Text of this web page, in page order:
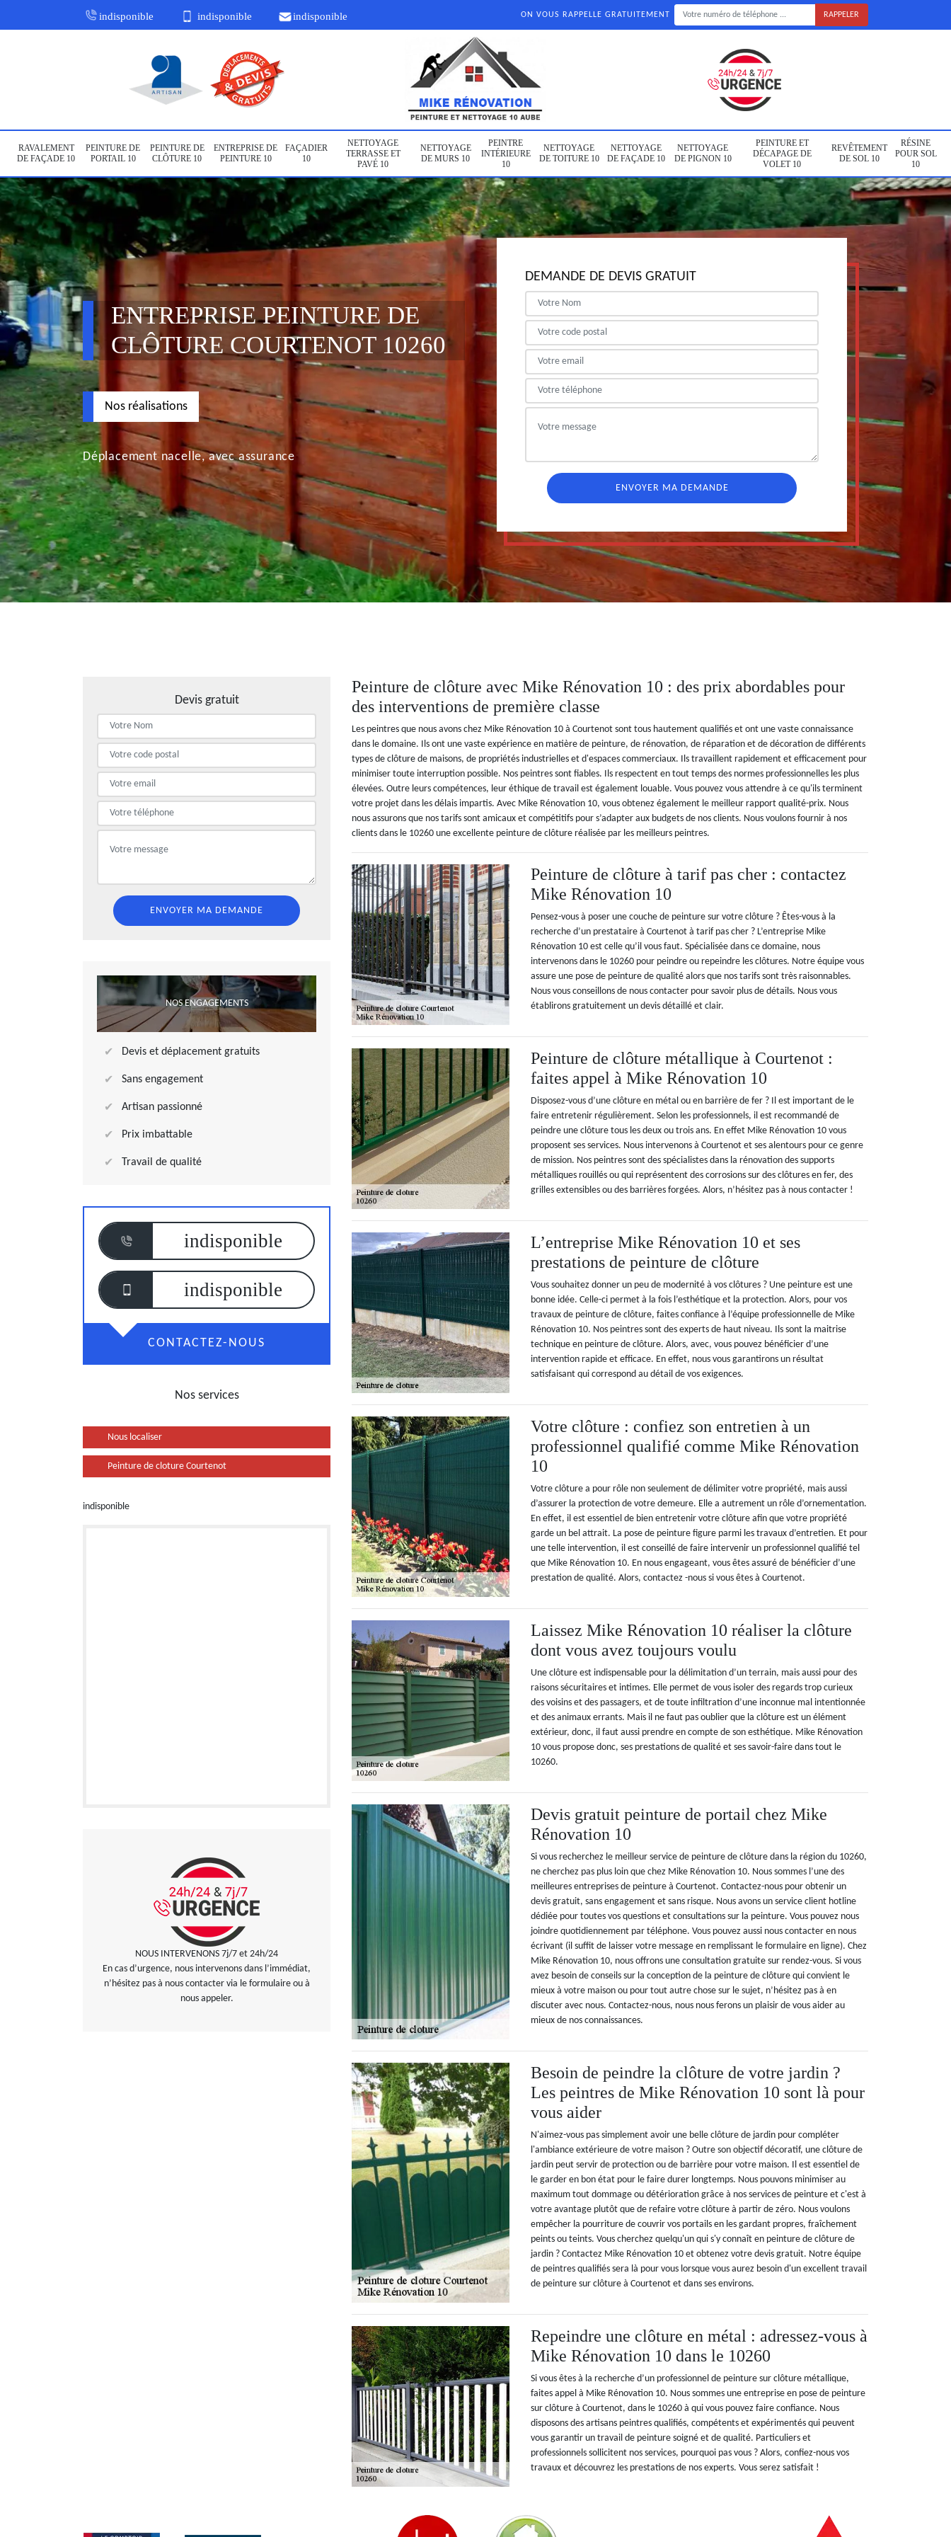
indisponible indisponible indisponible ON VOUS RAPPELLE GRATUITEMENT
RAVALEMENT
DE FAÇADE 10
PEINTURE DE
PORTAIL 10
PEINTURE DE
CLÔTURE 10
ENTREPRISE DE
PEINTURE 10
FAÇADIER
10
NETTOYAGE
TERRASSE ET
PAVÉ 10
NETTOYAGE
DE MURS 10
PEINTRE
INTÉRIEURE
10
NETTOYAGE
DE TOITURE 10
NETTOYAGE
DE FAÇADE 10
NETTOYAGE
DE PIGNON 10
PEINTURE ET
DÉCAPAGE DE
VOLET 10
REVÊTEMENT
DE SOL 10
RÉSINE
POUR SOL
10
ENTREPRISE PEINTURE DE
CLÔTURE COURTENOT 10260
Nos réalisations
Déplacement nacelle, avec assurance
DEMANDE DE DEVIS GRATUIT
Devis gratuit
NOS ENGAGEMENTS
Devis et déplacement gratuits
Sans engagement
Artisan passionné
Prix imbattable
Travail de qualité
indisponible
indisponible
CONTACTEZ-NOUS
Nos services
Nous localiser
Peinture de cloture Courtenot
indisponible
NOUS INTERVENONS 7j/7 et 24h/24
En cas d’urgence, nous intervenons dans l’immédiat,
n’hésitez pas à nous contacter via le formulaire ou à
nous appeler.
Peinture de clôture avec Mike Rénovation 10 : des prix abordables pour
des interventions de première classe
Les peintres que nous avons chez Mike Rénovation 10 à Courtenot sont tous hautement qualifiés et ont une vaste connaissance
dans le domaine. Ils ont une vaste expérience en matière de peinture, de rénovation, de réparation et de décoration de différents
types de clôture de maisons, de propriétés industrielles et d'espaces commerciaux. Ils travaillent rapidement et efficacement pour
minimiser toute interruption possible. Nos peintres sont fiables. Ils respectent en tout temps des normes professionnelles les plus
élevées. Outre leurs compétences, leur éthique de travail est également louable. Vous pouvez vous attendre à ce qu'ils terminent
votre projet dans les délais impartis. Avec Mike Rénovation 10, vous obtenez également le meilleur rapport qualité-prix. Nous
nous assurons que nos tarifs sont amicaux et compétitifs pour s’adapter aux budgets de nos clients. Nous voulons fournir à nos
clients dans le 10260 une excellente peinture de clôture réalisée par les meilleurs peintres.
Peinture de clôture à tarif pas cher : contactez
Mike Rénovation 10
Pensez-vous à poser une couche de peinture sur votre clôture ? Êtes-vous à la
recherche d’un prestataire à Courtenot à tarif pas cher ? L’entreprise Mike
Rénovation 10 est celle qu’il vous faut. Spécialisée dans ce domaine, nous
intervenons dans le 10260 pour peindre ou repeindre les clôtures. Notre équipe vous
assure une pose de peinture de qualité alors que nos tarifs sont très raisonnables.
Nous vous conseillons de nous contacter pour savoir plus de détails. Nous vous
établirons gratuitement un devis détaillé et clair.
Peinture de clôture métallique à Courtenot :
faites appel à Mike Rénovation 10
Disposez-vous d’une clôture en métal ou en barrière de fer ? Il est important de le
faire entretenir régulièrement. Selon les professionnels, il est recommandé de
peindre une clôture tous les deux ou trois ans. En effet Mike Rénovation 10 vous
proposent ses services. Nous intervenons à Courtenot et ses alentours pour ce genre
de mission. Nos peintres sont des spécialistes dans la rénovation des supports
métalliques rouillés ou qui représentent des corrosions sur des clôtures en fer, des
grilles extensibles ou des barrières forgées. Alors, n’hésitez pas à nous contacter !
L’entreprise Mike Rénovation 10 et ses
prestations de peinture de clôture
Vous souhaitez donner un peu de modernité à vos clôtures ? Une peinture est une
bonne idée. Celle-ci permet à la fois l’esthétique et la protection. Alors, pour vos
travaux de peinture de clôture, faites confiance à l’équipe professionnelle de Mike
Rénovation 10. Nos peintres sont des experts de haut niveau. Ils sont la maitrise
technique en peinture de clôture. Alors, avec, vous pouvez bénéficier d’une
intervention rapide et efficace. En effet, nous vous garantirons un résultat
satisfaisant qui correspond au détail de vos exigences.
Votre clôture : confiez son entretien à un
professionnel qualifié comme Mike Rénovation
10
Votre clôture a pour rôle non seulement de délimiter votre propriété, mais aussi
d’assurer la protection de votre demeure. Elle a autrement un rôle d’ornementation.
En effet, il est essentiel de bien entretenir votre clôture afin que votre propriété
garde un bel attrait. La pose de peinture figure parmi les travaux d’entretien. Et pour
une telle intervention, il est conseillé de faire intervenir un professionnel qualifié tel
que Mike Rénovation 10. En nous engageant, vous êtes assuré de bénéficier d’une
prestation de qualité. Alors, contactez -nous si vous êtes à Courtenot.
Laissez Mike Rénovation 10 réaliser la clôture
dont vous avez toujours voulu
Une clôture est indispensable pour la délimitation d’un terrain, mais aussi pour des
raisons sécuritaires et intimes. Elle permet de vous isoler des regards trop curieux
des voisins et des passagers, et de toute infiltration d’une inconnue mal intentionnée
et des animaux errants. Mais il ne faut pas oublier que la clôture est un élément
extérieur, donc, il faut aussi prendre en compte de son esthétique. Mike Rénovation
10 vous propose donc, ses prestations de qualité et ses savoir-faire dans tout le
10260.
Devis gratuit peinture de portail chez Mike
Rénovation 10
Si vous recherchez le meilleur service de peinture de clôture dans la région du 10260,
ne cherchez pas plus loin que chez Mike Rénovation 10. Nous sommes l’une des
meilleures entreprises de peinture à Courtenot. Contactez-nous pour obtenir un
devis gratuit, sans engagement et sans risque. Nous avons un service client hotline
dédiée pour toutes vos questions et consultations sur la peinture. Vous pouvez nous
joindre quotidiennement par téléphone. Vous pouvez aussi nous contacter en nous
écrivant (il suffit de laisser votre message en remplissant le formulaire en ligne). Chez
Mike Rénovation 10, nous offrons une consultation gratuite sur rendez-vous. Si vous
avez besoin de conseils sur la conception de la peinture de clôture qui convient le
mieux à votre maison ou pour tout autre chose sur le sujet, n’hésitez pas à en
discuter avec nous. Contactez-nous, nous nous ferons un plaisir de vous aider au
mieux de nos connaissances.
Besoin de peindre la clôture de votre jardin ?
Les peintres de Mike Rénovation 10 sont là pour
vous aider
N'aimez-vous pas simplement avoir une belle clôture de jardin pour compléter
l'ambiance extérieure de votre maison ? Outre son objectif décoratif, une clôture de
jardin peut servir de protection ou de barrière pour votre maison. Il est essentiel de
le garder en bon état pour le faire durer longtemps. Nous pouvons minimiser au
maximum tout dommage ou détérioration grâce à nos services de peinture et c'est à
votre avantage plutôt que de refaire votre clôture à partir de zéro. Nous voulons
empêcher la pourriture de couvrir vos portails en les gardant propres, fraîchement
peints ou teints. Vous cherchez quelqu'un qui s'y connaît en peinture de clôture de
jardin ? Contactez Mike Rénovation 10 et obtenez votre devis gratuit. Notre équipe
de peintres qualifiés sera là pour vous lorsque vous aurez besoin d'un excellent travail
de peinture sur clôture à Courtenot et dans ses environs.
Repeindre une clôture en métal : adressez-vous à
Mike Rénovation 10 dans le 10260
Si vous êtes à la recherche d’un professionnel de peinture sur clôture métallique,
faites appel à Mike Rénovation 10. Nous sommes une entreprise en pose de peinture
sur clôture à Courtenot, dans le 10260 à qui vous pouvez faire confiance. Nous
disposons des artisans peintres qualifiés, compétents et expérimentés qui peuvent
vous garantir un travail de peinture soigné et de qualité. Particuliers et
professionnels sollicitent nos services, pourquoi pas vous ? Alors, confiez-nous vos
travaux et découvrez les prestations de nos experts. Vous serez satisfait !